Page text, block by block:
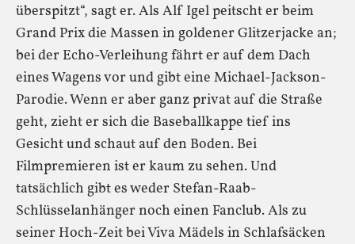
überspitzt“, sagt er. Als Alf Igel peitscht er beim
Grand Prix die Massen in goldener Glitzerjacke an;
bei der Echo-Verleihung fährt er auf dem Dach
eines Wagens vor und gibt eine Michael-Jackson-
Parodie. Wenn er aber ganz privat auf die Straße
geht, zieht er sich die Baseballkappe tief ins
Gesicht und schaut auf den Boden. Bei
Filmpremieren ist er kaum zu sehen. Und
tatsächlich gibt es weder Stefan-Raab-
Schlüsselanhänger noch einen Fanclub. Als zu
seiner Hoch-Zeit bei Viva Mädels in Schlafsäcken